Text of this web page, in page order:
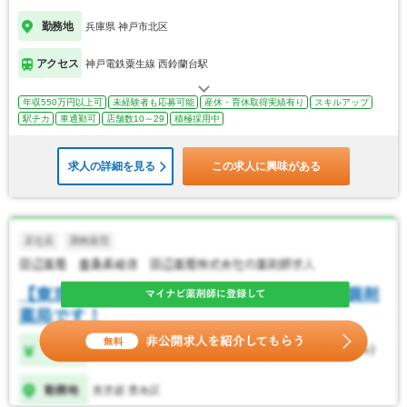
勤務地 兵庫県 神戸市北区
アクセス 神戸電鉄粟生線 西鈴蘭台駅
年収550万円以上可 未経験者も応募可能 産休・育休取得実績有り
スキルアップ
駅チカ
車通勤可 店舗数10～29 積極採用中
求人の詳細を見る この求人に興味がある